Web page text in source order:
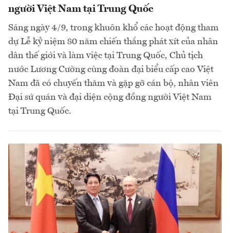
người Việt Nam tại Trung Quốc
Sáng ngày 4/9, trong khuôn khổ các hoạt động tham
dự Lễ kỷ niệm 80 năm chiến thắng phát xít của nhân
dân thế giới và làm việc tại Trung Quốc, Chủ tịch
nước Lương Cường cùng đoàn đại biểu cấp cao Việt
Nam đã có chuyến thăm và gặp gỡ cán bộ, nhân viên
Đại sứ quán và đại diện cộng đồng người Việt Nam
tại Trung Quốc.